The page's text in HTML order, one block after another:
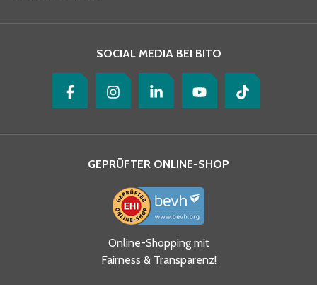
SOCIAL MEDIA BEI BITO
GEPRÜFTER ONLINE-SHOP
Online-Shopping mit
Fairness & Transparenz!